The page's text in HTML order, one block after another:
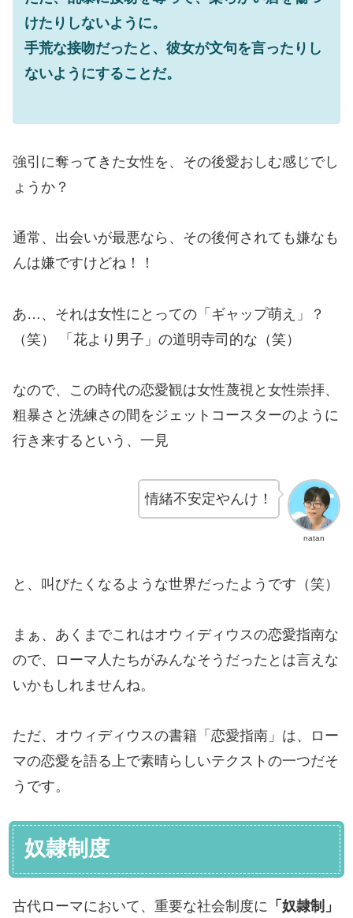
けたりしないように。
手荒な接吻だったと、彼女が文句を言ったりし
ないようにすることだ。
強引に奪ってきた女性を、その後愛おしむ感じでし
ょうか？
通常、出会いが最悪なら、その後何されても嫌なも
んは嫌ですけどね！！
あ…、それは女性にとっての「ギャップ萌え」？
（笑） 「花より男子」の道明寺司的な（笑）
なので、この時代の恋愛観は女性蔑視と女性崇拝、
粗暴さと洗練さの間をジェットコースターのように
行き来するという、一見
natan
情緒不安定やんけ！
と、叫びたくなるような世界だったようです（笑）
まぁ、あくまでこれはオウィディウスの恋愛指南な
ので、ローマ人たちがみんなそうだったとは言えな
いかもしれませんね。
ただ、オウィディウスの書籍「恋愛指南」は、ロー
マの恋愛を語る上で素晴らしいテクストの一つだそ
うです。
奴隷制度
古代ローマにおいて、重要な社会制度に 「奴隷制」